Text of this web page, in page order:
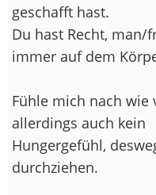
geschafft hast.
Du hast Recht, man/
immer auf dem
Fühle mich nach wie
allerdings auch kein
Hungergefühl,
durchziehen.